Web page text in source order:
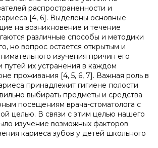
распространенности и
[4, 6]. Выделены основные
на возникновение и течение
различные способы и методики
но вопрос остается открытым и
изучения причин его
путей их устранения в каждом
проживания [4, 5, 6, 7]. Важная роль в
принадлежит гигиене полости
выбирать предметы и средства
посещениям врача-стоматолога с
целью. В связи с этим целью нашего
изучение возможных факторов
кариеса зубов у детей школьного